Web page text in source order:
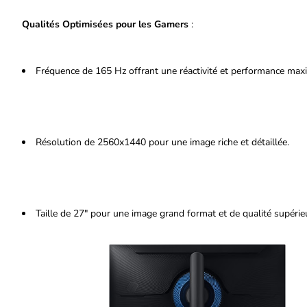
Qualités Optimisées pour les Gamers :
Fréquence de 165 Hz offrant une réactivité et performance
Résolution de 2560x1440 pour une image riche et détaillée.
Taille de 27" pour une image grand format et de qualité